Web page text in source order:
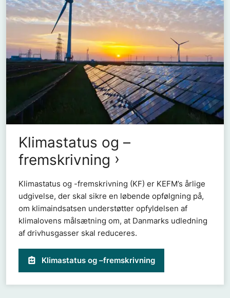
Klimastatus og –
fremskrivning
Klimastatus og -fremskrivning (KF) er KEFM’s årlige
udgivelse, der skal sikre en løbende opfølgning på,
om klimaindsatsen understøtter opfyldelsen af
klimalovens målsætning om, at Danmarks udledning
af drivhusgasser skal reduceres.
Klimastatus og –fremskrivning